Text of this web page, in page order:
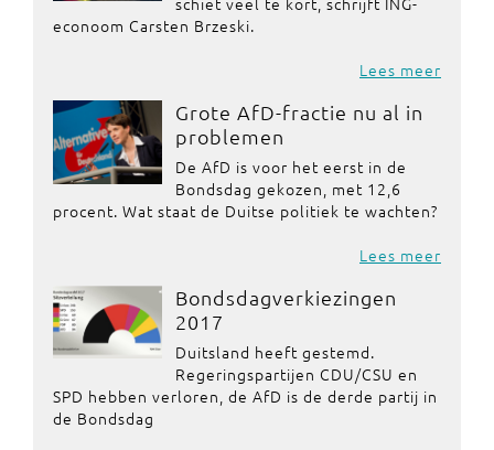
econoom Carsten Brzeski.
Lees meer
Grote AfD-fractie nu al in
problemen
De AfD is voor het eerst in de
Bondsdag gekozen, met 12,6
procent. Wat staat de Duitse politiek te wachten?
Lees meer
Bondsdagverkiezingen
2017
Duitsland heeft gestemd.
Regeringspartijen CDU/CSU en
SPD hebben verloren, de AfD is de derde partij in
de Bondsdag